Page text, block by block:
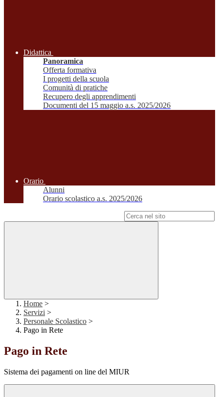
Didattica
Panoramica
Offerta formativa
I progetti della scuola
Comunità di pratiche
Recupero degli apprendimenti
Documenti del 15 maggio a.s. 2025/2026
Orario
Alunni
Orario scolastico a.s. 2025/2026
Home >
Servizi >
Personale Scolastico >
Pago in Rete
Pago in Rete
Sistema dei pagamenti on line del MIUR